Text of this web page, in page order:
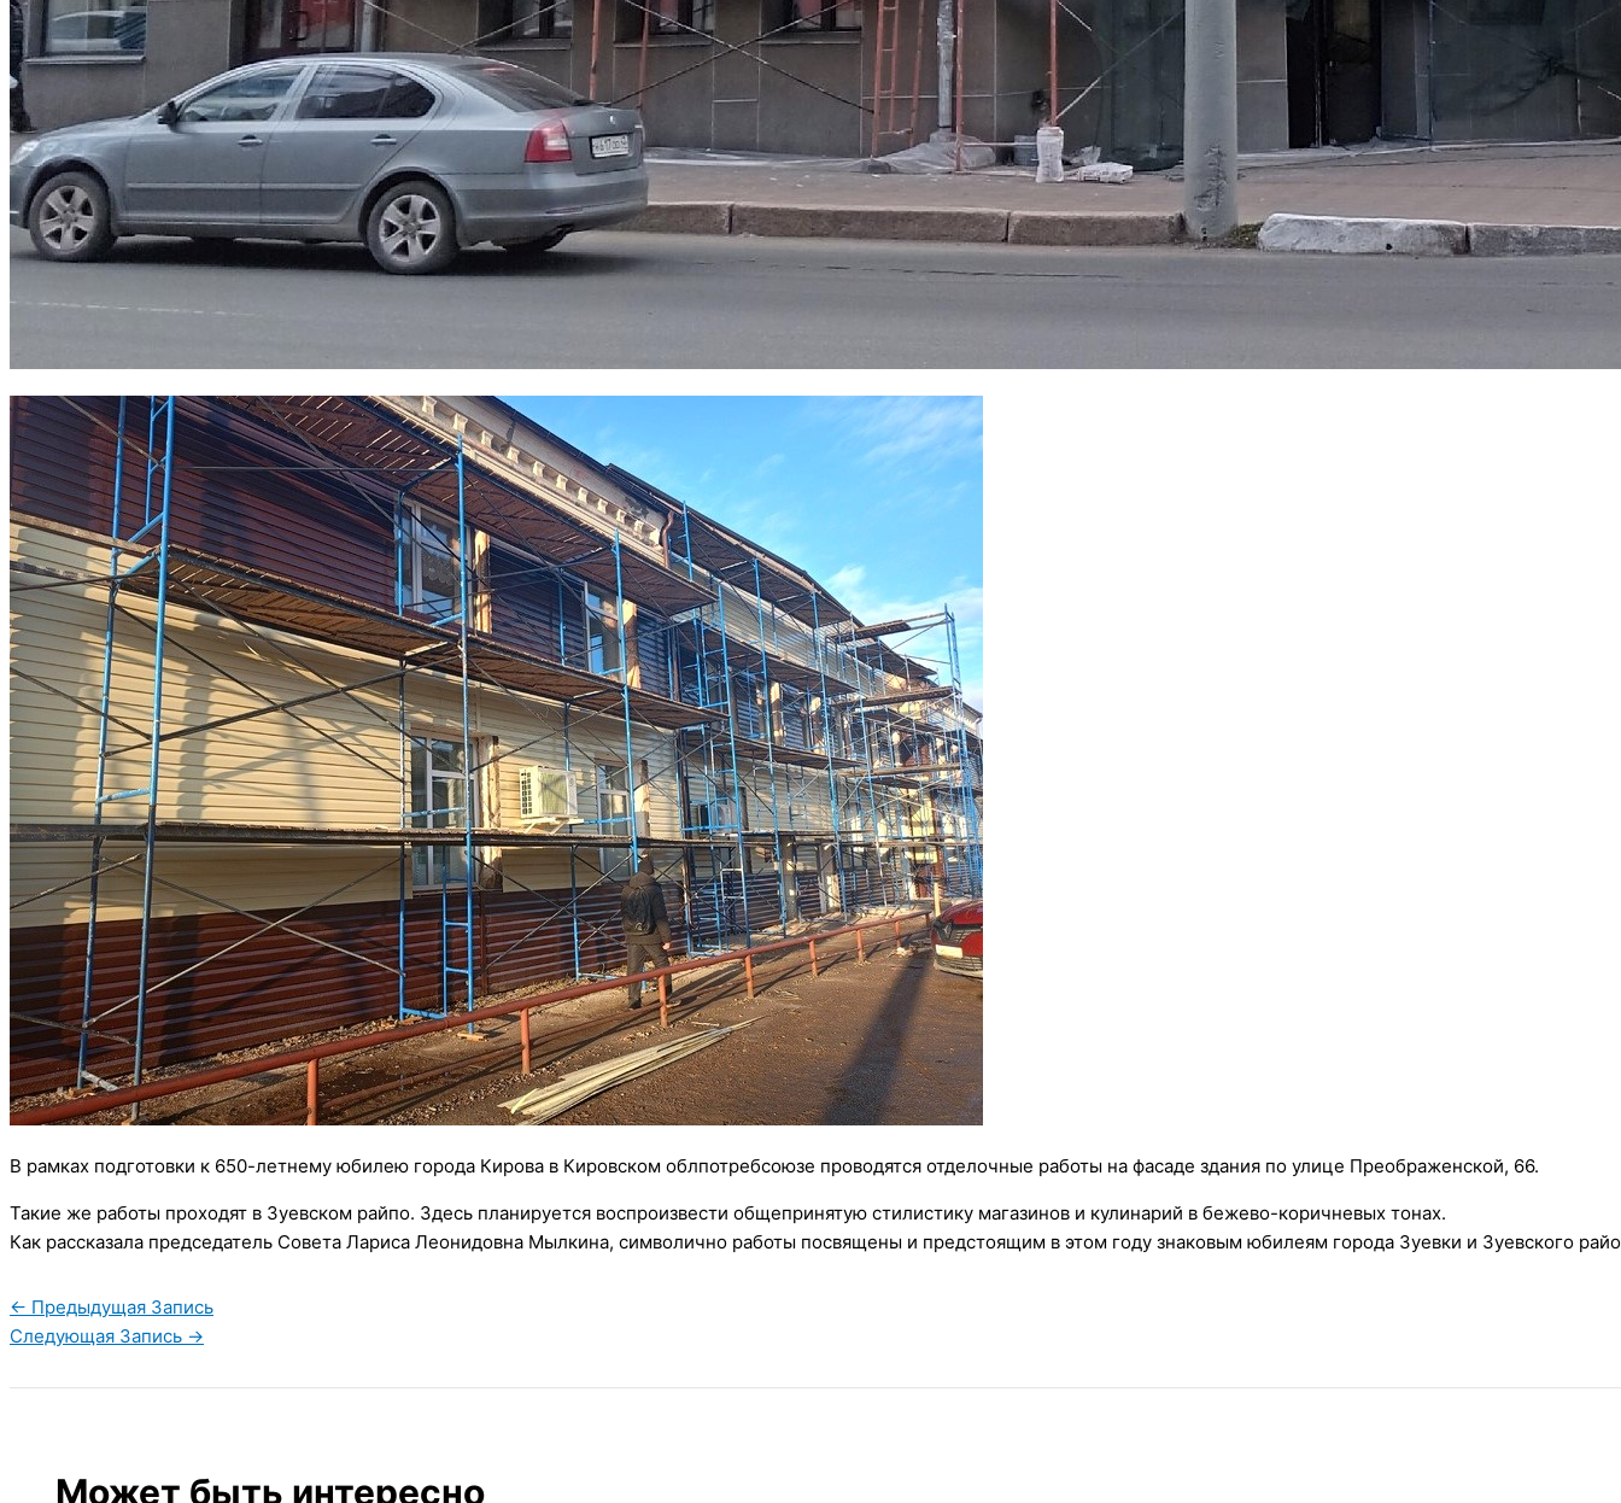
В рамках подготовки к 650-летнему юбилею города Кирова в Кировском облпотребсоюзе проводятся отделочные работы на фасаде здания по улице Преображенской, 66.
Такие же работы проходят в Зуевском райпо. Здесь планируется воспроизвести общепринятую стилистику магазинов и кулинарий в бежево-коричневых тонах.
Как рассказала председатель Совета Лариса Леонидовна Мылкина, символично работы посвящены и предстоящим в этом году знаковым юбилеям города Зуевки и Зуевского
← Предыдущая Запись
Следующая Запись →
Может быть интересно